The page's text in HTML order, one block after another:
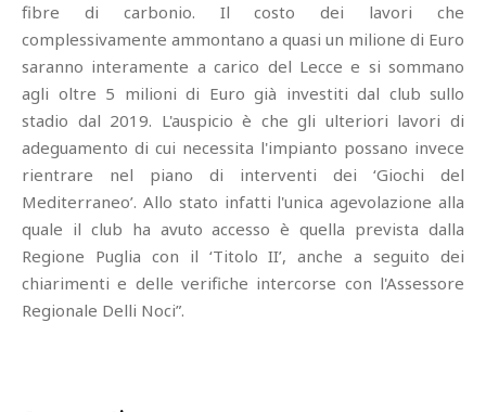
fibre di carbonio. Il costo dei lavori che
complessivamente ammontano a quasi un milione di Euro
saranno interamente a carico del Lecce e si sommano
agli oltre 5 milioni di Euro già investiti dal club sullo
stadio dal 2019. L'auspicio è che gli ulteriori lavori di
adeguamento di cui necessita l'impianto possano invece
rientrare nel piano di interventi dei ‘Giochi del
Mediterraneo’. Allo stato infatti l'unica agevolazione alla
quale il club ha avuto accesso è quella prevista dalla
Regione Puglia con il ‘Titolo II’, anche a seguito dei
chiarimenti e delle verifiche intercorse con l'Assessore
Regionale Delli Noci”.